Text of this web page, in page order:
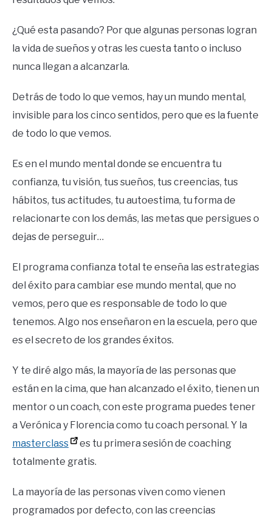
¿Qué esta pasando? Por que algunas personas logran
la vida de sueños y otras les cuesta tanto o incluso
nunca llegan a alcanzarla.
Detrás de todo lo que vemos, hay un mundo mental,
invisible para los cinco sentidos, pero que es la fuente
de todo lo que vemos.
Es en el mundo mental donde se encuentra tu
confianza, tu visión, tus sueños, tus creencias, tus
hábitos, tus actitudes, tu autoestima, tu forma de
relacionarte con los demás, las metas que persigues o
dejas de perseguir…
El programa confianza total te enseña las estrategias
del éxito para cambiar ese mundo mental, que no
vemos, pero que es responsable de todo lo que
tenemos. Algo nos enseñaron en la escuela, pero que
es el secreto de los grandes éxitos.
Y te diré algo más, la mayoría de las personas que
están en la cima, que han alcanzado el éxito, tienen un
mentor o un coach, con este programa puedes tener
a Verónica y Florencia como tu coach personal. Y la
masterclass
es tu primera sesión de coaching
totalmente gratis.
La mayoría de las personas viven como vienen
programados por defecto, con las creencias